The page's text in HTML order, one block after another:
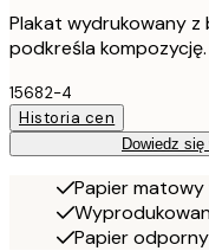
Plakat wydrukowany z
podkreśla kompozycję.
15682-4
Historia cen
Dowiedz
Papier
Papier